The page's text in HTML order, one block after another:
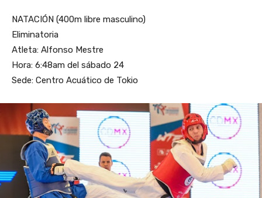
NATACIÓN (400m libre masculino)
Eliminatoria
Atleta: Alfonso Mestre
Hora: 6:48am del sábado 24
Sede: Centro Acuático de Tokio